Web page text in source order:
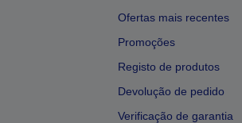
Ofertas mais recentes
Promoções
Registo de produtos
Devolução de pedido
Verificação de garantia